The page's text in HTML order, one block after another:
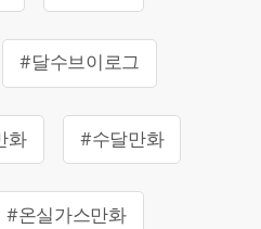
#달수브이로그
화 #수달만화
#온실가스만화